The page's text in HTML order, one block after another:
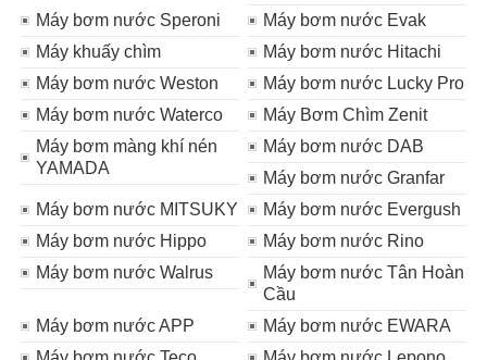
Máy bơm nước Speroni
Máy bơm nước Evak
Máy khuấy chìm
Máy bơm nước Hitachi
Máy bơm nước Weston
Máy bơm nước Lucky Pro
Máy bơm nước Waterco
Máy Bơm Chìm Zenit
Máy bơm màng khí nén
YAMADA
Máy bơm nước DAB
Máy bơm nước Granfar
Máy bơm nước MITSUKY
Máy bơm nước Evergush
Máy bơm nước Hippo
Máy bơm nước Rino
Máy bơm nước Walrus
Máy bơm nước Tân Hoàn
Cầu
Máy bơm nước APP
Máy bơm nước EWARA